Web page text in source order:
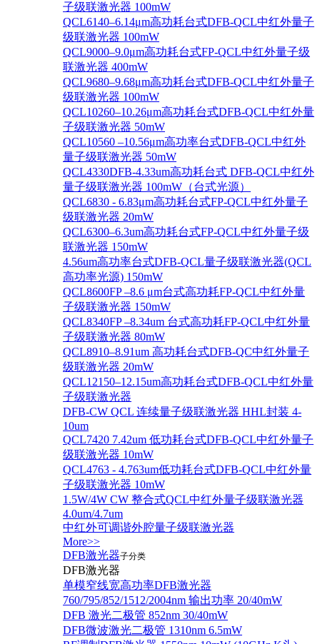
子级联激光器 100mW
QCL6140–6.14μm高功耗台式DFB-QCL中红外量子
级联激光器 100mW
QCL9000–9.0μm高功耗台式FP-QCL中红外量子级
联激光器 400mW
QCL9680–9.68μm高功耗台式DFB-QCL中红外量子
级联激光器 100mW
QCL10260–10.26μm高功耗台式DFB-QCL中红外量
子级联激光器 50mW
QCL10560 –10.56μm高功率台式DFB-QCL中红外
量子级联激光器 50mW
QCL4330DFB-4.33um高功耗台式 DFB-QCL中红外
量子级联激光器 100mW（台式光源）
QCL6830 - 6.83μm高功耗台式FP-QCL中红外量子
级联激光器 20mW
QCL6300–6.3um高功耗台式FP-QCL中红外量子级
联激光器 150mW
4.56um高功率台式DFB-QCL量子级联激光器(QCL
高功率光源) 150mW
QCL8600FP –8.6 μm台式高功耗FP-QCL中红外量
子级联激光器 150mW
QCL8340FP –8.34um 台式高功耗FP-QCL中红外量
子级联激光器 80mW
QCL8910–8.91um 高功耗台式DFB-QC中红外量子
级联激光器 20mW
QCL12150–12.15um高功耗台式DFB-QCL中红外量
子级联激光器
DFB-CW QCL 连续量子级联激光器 HHL封装 4-
10um
QCL7420 7.42um 低功耗台式DFB-QCL中红外量子
级联激光器 10mW
QCL4763 - 4.763um低功耗台式DFB-QCL中红外量
子级联激光器 10mW
1.5W/4W CW 整合式QCL中红外量子级联激光器
4.0um/4.7um
中红外可调谐外腔量子级联激光器
More>>
DFB激光器子分类
DFB激光器
单模窄线宽高功率DFB激光器
760/795/852/1512/2004nm 输出功率 20/40mW
DFB 激光二极管 852nm 30/40mW
DFB微波激光二极管 1310nm 6.5mW